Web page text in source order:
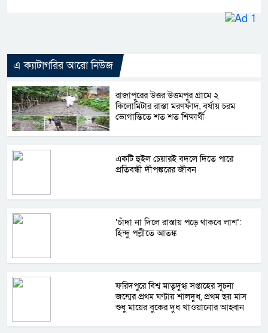
এ ক্যাটাগরির আরো নিউজ
রাজাপুরের উত্তর উত্তমপুর গ্রামে ২
কিলোমিটার রাস্তা মরণফাঁদ, বর্ষায় চরম
ভোগান্তিতে শত শত শিক্ষার্থী
একটি হুইল চেয়ারই বদলে দিতে পারে
প্রতিবন্ধী দীপঙ্করের জীবন
‘চাঁদা না দিলে রাস্তায় পড়ে থাকবে লাশ’:
হিন্দু পল্লীতে আতঙ্ক
ফরিদপুরে বিশ্ব মাতৃদুগ্ধ সপ্তাহের সূচনা
জন্মের প্রথম ঘণ্টায় শালদুধ, প্রথম ছয় মাস
শুধু মায়ের বুকের দুধ খাওয়ানোর আহ্বান